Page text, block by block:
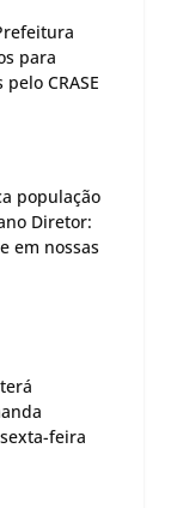
para
CRASE
população
Diretor:
em nossas
feira